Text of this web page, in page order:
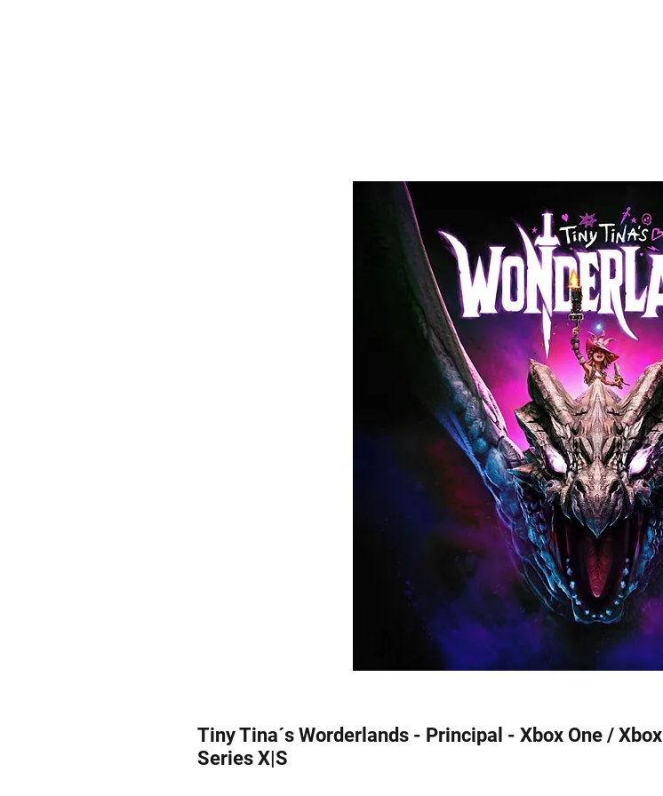
Tiny Tina´s Worderlands - Principal - Xbox One / Xbox
Series X|S